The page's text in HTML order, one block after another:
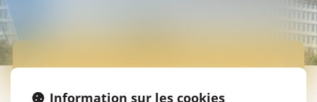
PRESTATION COMPENSATOIRE
Information sur les cookies